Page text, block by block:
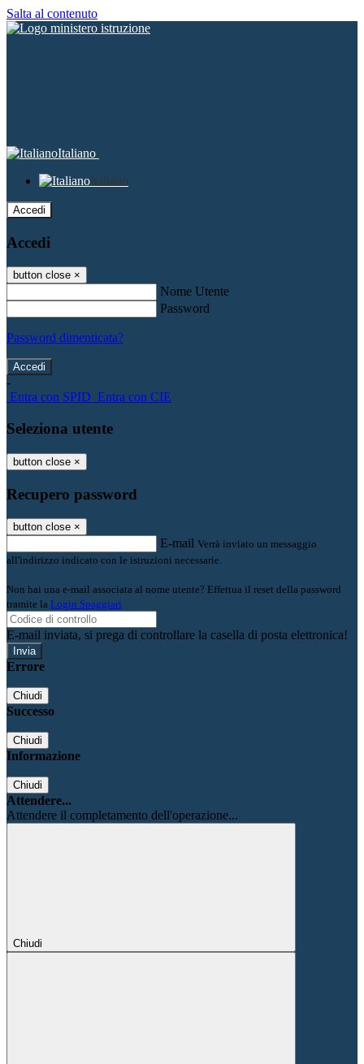
Salta al contenuto
Italiano
Italiano
Accedi
Accedi
button close ×
Nome Utente
Password
Password dimenticata?
-
Entra con SPID Entra con CIE
Seleziona utente
button close ×
Recupero password
button close ×
E-mail Verrà inviato un messaggio
all'indirizzo indicato con le istruzioni necessarie.
Non hai una e-mail associata al nome utente? Effettua il reset della password
tramite la Login Spaggiari
E-mail inviata, si prega di controllare la casella di posta elettronica!
Errore
Chiudi
Successo
Chiudi
Informazione
Chiudi
Attendere...
Attendere il completamento dell'operazione...
Chiudi